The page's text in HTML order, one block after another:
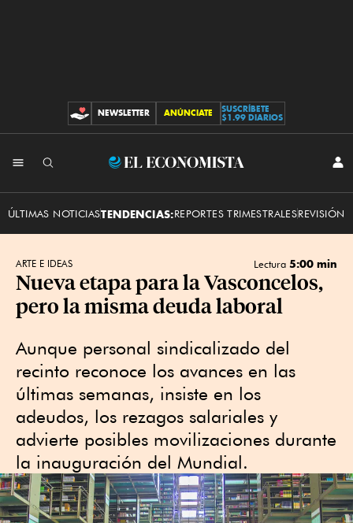
CONTRIBUCIONES
NEWSLETTER ANÚNCIATE
SUSCRÍBETE
$1.99 DIARIOS
El
ÚLTIMAS NOTICIASTENDENCIAS:REPORTES TRIMESTRALESREVISIÓN
ARTE E IDEAS Lectura 5:00 min
Nueva etapa para la Vasconcelos,
pero la misma deuda laboral
Aunque personal sindicalizado del
recinto reconoce los avances en las
últimas semanas, insiste en los
adeudos, los rezagos salariales y
advierte posibles movilizaciones durante
la inauguración del Mundial.